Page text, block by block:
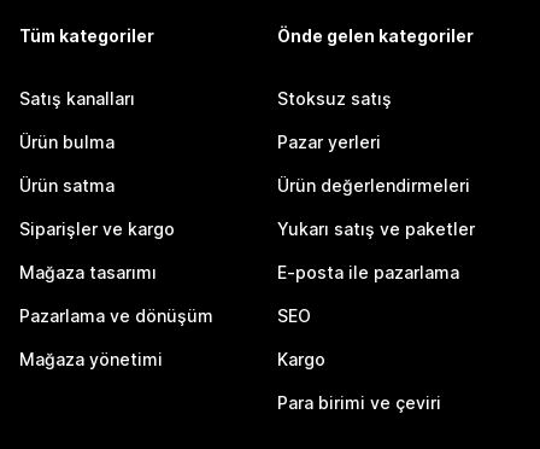
Tüm kategoriler
Satış kanalları
Ürün bulma
Ürün satma
Siparişler ve kargo
Mağaza tasarımı
Pazarlama ve dönüşüm
Mağaza yönetimi
Önde gelen kategoriler
Stoksuz satış
Pazar yerleri
Ürün değerlendirmeleri
Yukarı satış ve paketler
E-posta ile pazarlama
SEO
Kargo
Para birimi ve çeviri